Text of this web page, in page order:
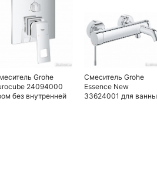
Grohe
24094000
без внутренней
Смеситель Grohe
Essence New
33624001 для